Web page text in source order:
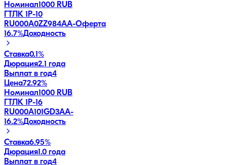
Номинал1000 RUB
ГТЛК 1P-10
RU000A0ZZ984AA-Оферта
16.7%Доходность
Ставка0.1%
Дюрация2.1 года
Выплат в год4
Цена72.92%
Номинал1000 RUB
ГТЛК 1P-16
RU000A101GD3AA-
16.2%Доходность
Ставка6.95%
Дюрация1.0 года
Выплат в год4